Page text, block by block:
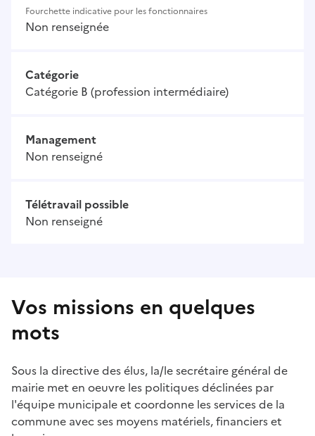
Fourchette indicative pour les fonctionnaires
Non renseignée
Catégorie
Catégorie B (profession intermédiaire)
Management
Non renseigné
Télétravail possible
Non renseigné
Vos missions en quelques
mots
Sous la directive des élus, la/le secrétaire général de
mairie met en oeuvre les politiques déclinées par
l'équipe municipale et coordonne les services de la
commune avec ses moyens matériels, financiers et